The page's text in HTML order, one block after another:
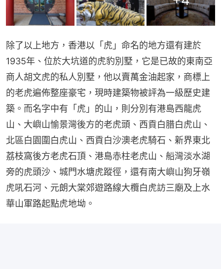
除了以上地方，香港以「虎」命名的地方還有建於
1935年、位於大坑道的虎豹別墅，它是已故的東南亞
商人胡文虎的私人別墅，他以賣萬金油起家，商標上
的老虎遍佈整座豪宅，現時建築物被評為一級歷史建
築。而名字中有「虎」的山，則分別有港島西龍虎
山、大嶼山愉景灣後方的老虎頭、西貢白腊白虎山、
北區白園圍白虎山、西貢白沙澳老虎騎石、新界東北
荔枝窩後方老虎石頂、港島赤柱老虎山、船灣淡水湖
旁的虎頭沙、城門水塘虎蹤徑，還有南大嶼山狗牙嶺
虎吼石河、元朗大棠郊遊路線大欖白虎訪三廟及上水
華山軍路起點虎地坳。